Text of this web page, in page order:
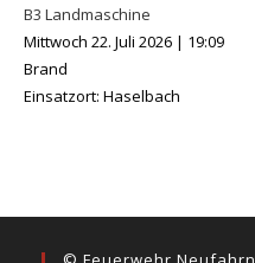
B3 Landmaschine
Mittwoch 22. Juli 2026 | 19:09
Brand
Einsatzort: Haselbach